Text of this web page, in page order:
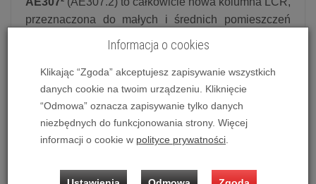
przeznaczona do małych i średnich pomieszczeń
oraz do kina domowego. Posiada nową konstrukcję
obudowy i nowe przetworniki, dzięki czemu
znacząco poprawiliśmy jakość dźwięku we
wszystkich obszarach, zachowując jednak
konkurencyjną cenę.
AE307² wykorzystuje zupełnie nowe przetworniki
kokosowego przetworniki, które zostały opracowane
Informacja o cookies
Klikając “Zgoda” akceptujesz zapisywanie wszystkich
danych cookie na twoim urządzeniu. Kliknięcie
“Odmowa” oznacza zapisywanie tylko danych
niezbędnych do funkcjonowania strony. Więcej
informacji o cookie w polityce prywatności.